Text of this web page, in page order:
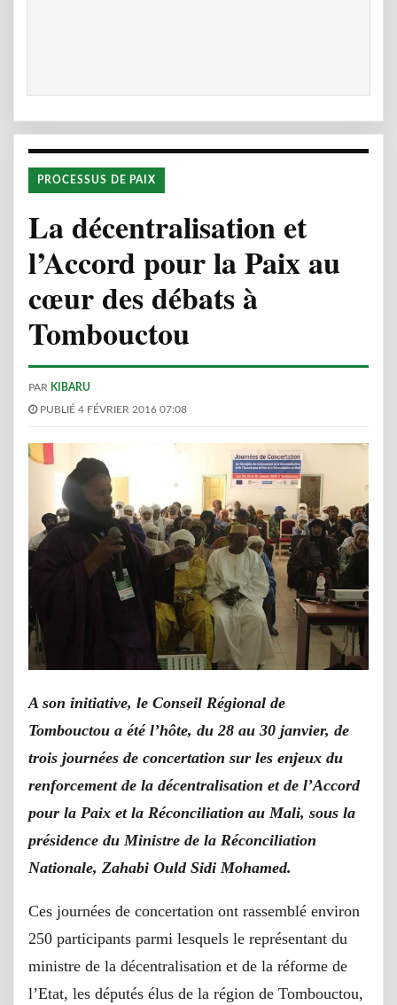
PROCESSUS DE PAIX
La décentralisation et
l’Accord pour la Paix au
cœur des débats à
Tombouctou
PAR KIBARU
PUBLIÉ 4 FÉVRIER 2016 07:08
A son initiative, le Conseil Régional de
Tombouctou a été l’hôte, du 28 au 30 janvier, de
trois journées de concertation sur les enjeux du
renforcement de la décentralisation et de l’Accord
pour la Paix et la Réconciliation au Mali, sous la
présidence du Ministre de la Réconciliation
Nationale, Zahabi Ould Sidi Mohamed.
Ces journées de concertation ont rassemblé environ
250 participants parmi lesquels le représentant du
ministre de la décentralisation et de la réforme de
l’Etat, les députés élus de la région de Tombouctou,